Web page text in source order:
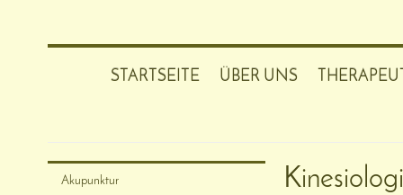
STARTSEITE ÜBER UNS
Praxisgemeinschaft
Akupunktur